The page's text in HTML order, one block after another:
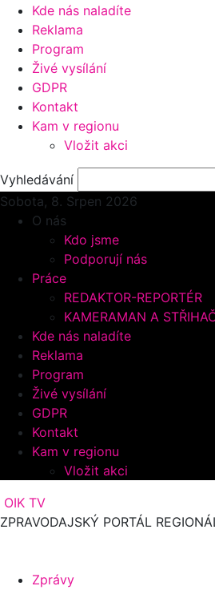
Kde nás naladíte
Reklama
Program
Živé vysílání
GDPR
Kontakt
Kam v regionu
Vložit akci
Vyhledávání
Sobota, 8. Srpen 2026
O nás
Kdo jsme
Podporují nás
Práce
REDAKTOR-REPORTÉR
KAMERAMAN A
Kde nás naladíte
Reklama
Program
Živé vysílání
GDPR
Kontakt
Kam v regionu
Vložit akci
OIK TV
ZPRAVODAJSKÝ PORTÁL
Zprávy